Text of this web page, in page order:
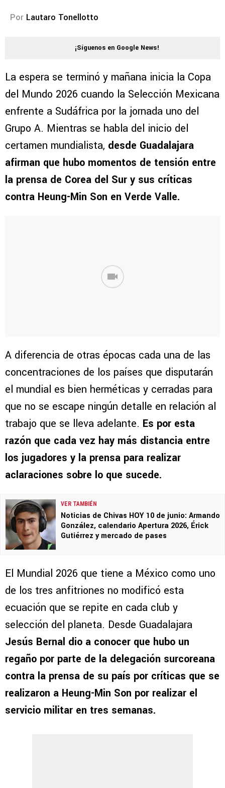
Por Lautaro Tonellotto
¡Síguenos en Google News!
La espera se terminó y mañana inicia la Copa
del Mundo 2026 cuando la Selección Mexicana
enfrente a Sudáfrica por la jornada uno del
Grupo A. Mientras se habla del inicio del
certamen mundialista, desde Guadalajara
afirman que hubo momentos de tensión entre
la prensa de Corea del Sur y sus críticas
contra Heung-Min Son en Verde Valle.
A diferencia de otras épocas cada una de las
concentraciones de los países que disputarán
el mundial es bien herméticas y cerradas para
que no se escape ningún detalle en relación al
trabajo que se lleva adelante. Es por esta
razón que cada vez hay más distancia entre
los jugadores y la prensa para realizar
aclaraciones sobre lo que sucede.
VER TAMBIÉN
Noticias de Chivas HOY 10 de junio: Armando
González, calendario Apertura 2026, Érick
Gutiérrez y mercado de pases
El Mundial 2026 que tiene a México como uno
de los tres anfitriones no modificó esta
ecuación que se repite en cada club y
selección del planeta. Desde Guadalajara
Jesús Bernal dio a conocer que hubo un
regaño por parte de la delegación surcoreana
contra la prensa de su país por críticas que se
realizaron a Heung-Min Son por realizar el
servicio militar en tres semanas.